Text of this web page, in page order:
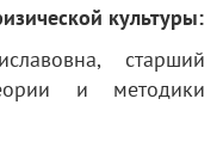
культуры:
старший
и методики